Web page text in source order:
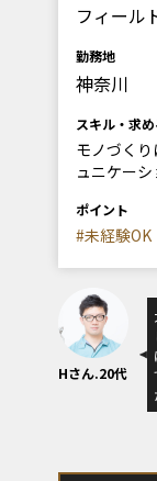
フィール
勤務地
神奈川
スキル・求
モノづく
ュニケーシ
ポイント
#未経験OK
Hさん.20代